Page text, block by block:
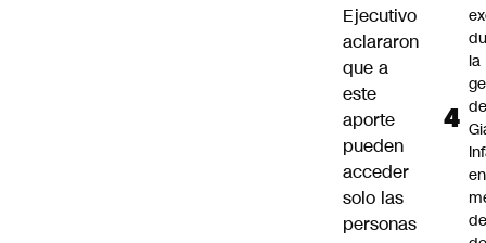
Ejecutivo
aclararon
que a
este
aporte
pueden
acceder
solo las
personas
la
de
en
de